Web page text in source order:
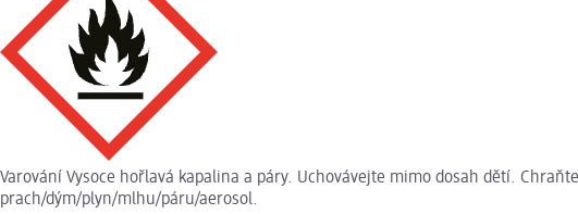
Varování Vysoce hořlavá kapalina a páry. Uchovávejte mimo dosah dětí.
prach/dým/plyn/mlhu/páru/aerosol.